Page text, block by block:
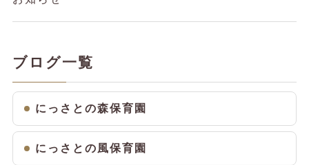
ブログ一覧
にっさとの森保育園
にっさとの風保育園